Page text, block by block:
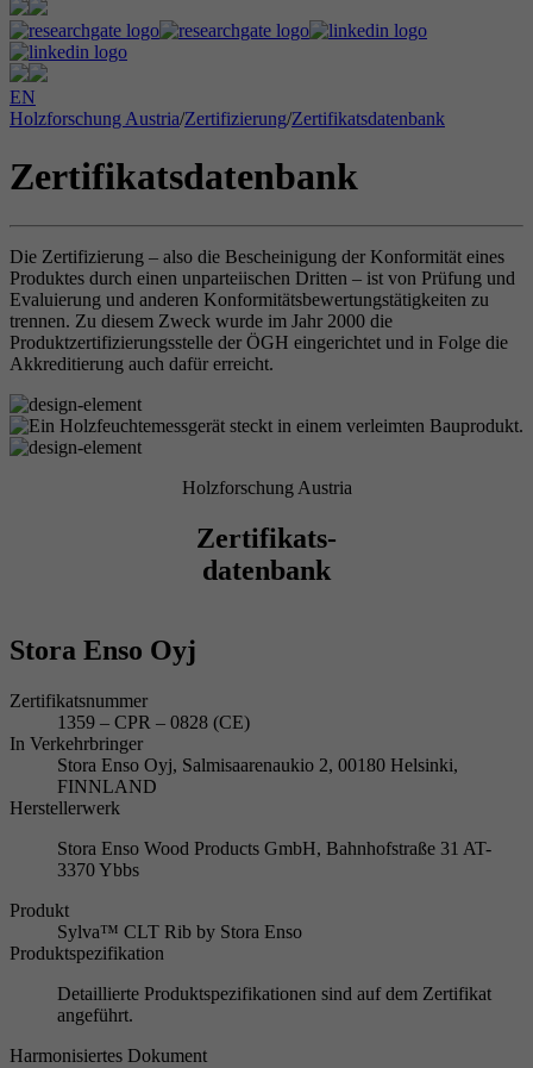
EN
Holzforschung Austria/Zertifizierung/Zertifikatsdatenbank
Zertifikatsdatenbank
Die Zertifizierung – also die Bescheinigung der Konformität eines
Produktes durch einen unparteiischen Dritten – ist von Prüfung und
Evaluierung und anderen Konformitätsbewertungstätigkeiten zu
trennen. Zu diesem Zweck wurde im Jahr 2000 die
Produktzertifizierungsstelle der ÖGH eingerichtet und in Folge die
Akkreditierung auch dafür erreicht.
Holzforschung Austria
Zertifikats-
datenbank
Stora Enso Oyj
Zertifikatsnummer
1359 – CPR – 0828 (CE)
In Verkehrbringer
Stora Enso Oyj, Salmisaarenaukio 2, 00180 Helsinki,
FINNLAND
Herstellerwerk
Stora Enso Wood Products GmbH, Bahnhofstraße 31 AT-
3370 Ybbs
Produkt
Sylva™ CLT Rib by Stora Enso
Produktspezifikation
Detaillierte Produktspezifikationen sind auf dem Zertifikat
angeführt.
Harmonisiertes Dokument